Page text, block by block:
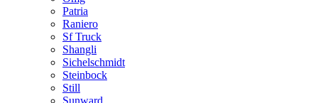
Patria
Raniero
Sf Truck
Shangli
Sichelschmidt
Steinbock
Still
Sunward